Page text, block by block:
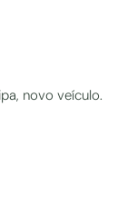
novo veículo.